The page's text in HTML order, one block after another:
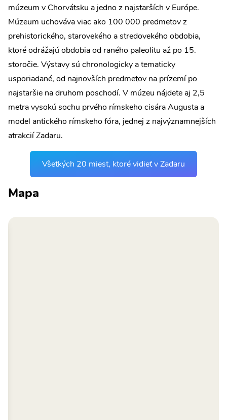
múzeum v Chorvátsku a jedno z najstarších v Európe.
Múzeum uchováva viac ako 100 000 predmetov z
prehistorického, starovekého a stredovekého obdobia,
ktoré odrážajú obdobia od raného paleolitu až po 15.
storočie. Výstavy sú chronologicky a tematicky
usporiadané, od najnovších predmetov na prízemí po
najstaršie na druhom poschodí. V múzeu nájdete aj 2,5
metra vysokú sochu prvého rímskeho cisára Augusta a
model antického rímskeho fóra, jednej z najvýznamnejších
atrakcií Zadaru.
Všetkých 20 miest, ktoré vidieť v Zadaru
Mapa